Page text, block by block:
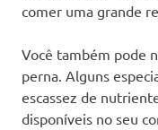
comer uma grande
Você também pode
perna. Alguns
escassez de
disponíveis no seu